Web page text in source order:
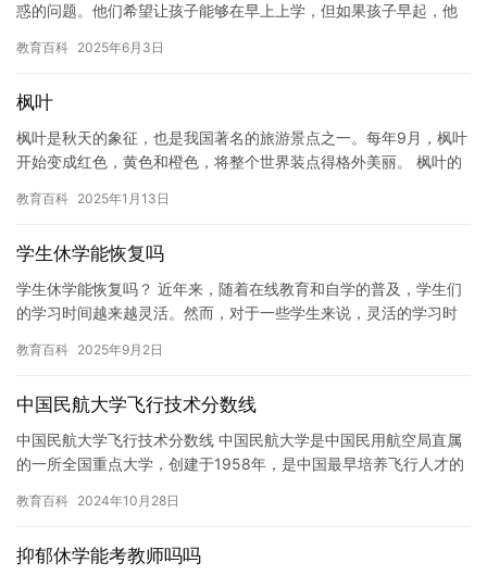
惑的问题。他们希望让孩子能够在早上上学，但如果孩子早起，他
该考…
教育百科 2025年6月3日
枫叶
枫叶是秋天的象征，也是我国著名的旅游景点之一。每年9月，枫叶
开始变成红色，黄色和橙色，将整个世界装点得格外美丽。 枫叶的
色…
教育百科 2025年1月13日
学生休学能恢复吗
学生休学能恢复吗？ 近年来，随着在线教育和自学的普及，学生们
的学习时间越来越灵活。然而，对于一些学生来说，灵活的学习时
行个…
教育百科 2025年9月2日
中国民航大学飞行技术分数线
中国民航大学飞行技术分数线 中国民航大学是中国民用航空局直属
的一所全国重点大学，创建于1958年，是中国最早培养飞行人才的
教育百科 2024年10月28日
抑郁休学能考教师吗吗